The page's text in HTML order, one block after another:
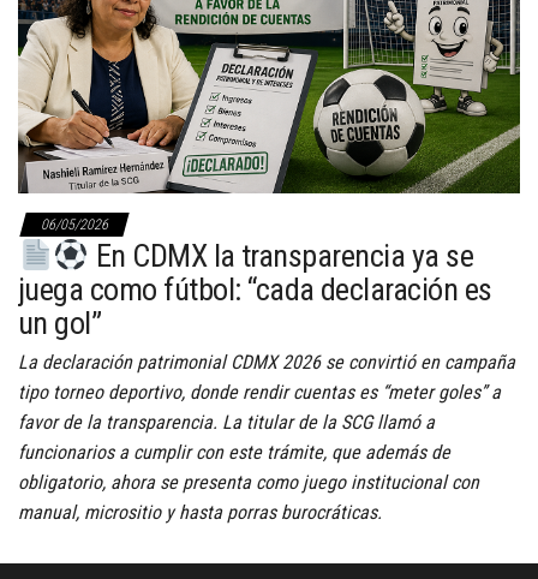
06/05/2026
En CDMX la transparencia ya se
juega como fútbol: “cada declaración es
un gol”
La declaración patrimonial CDMX 2026 se convirtió en campaña
tipo torneo deportivo, donde rendir cuentas es “meter goles” a
favor de la transparencia. La titular de la SCG llamó a
funcionarios a cumplir con este trámite, que además de
obligatorio, ahora se presenta como juego institucional con
manual, micrositio y hasta porras burocráticas.